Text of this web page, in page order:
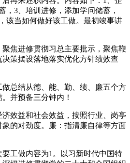
，3、培训进修，添加学问储蓄，
该当如何做好该工做。最初竣事讲
进修贯彻习总主要批示，聚焦鞭
策摆设落地落实优化方针绩效查
总结从德、能、勤、绩、廉五个方
并预备三分钟内！
益和社会效益，按照行业、岗亭
的对劲度。廉：指清廉自律等方面
工做内容为1。以习新时代中国特